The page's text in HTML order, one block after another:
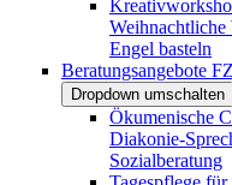
Weihnachtliche
Engel basteln
Beratungsangebote
Dropdown umschalten
Ökumenische
Diakonie-
Sozialberatung